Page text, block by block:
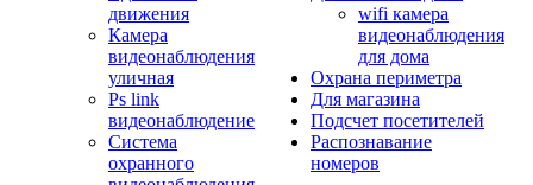
движения
Камера
видеонаблюдения
уличная
Ps link
видеонаблюдение
Система
охранного
wifi камера
видеонаблюдения
для дома
Охрана периметра
Для магазина
Подсчет посетителей
Распознавание
номеров